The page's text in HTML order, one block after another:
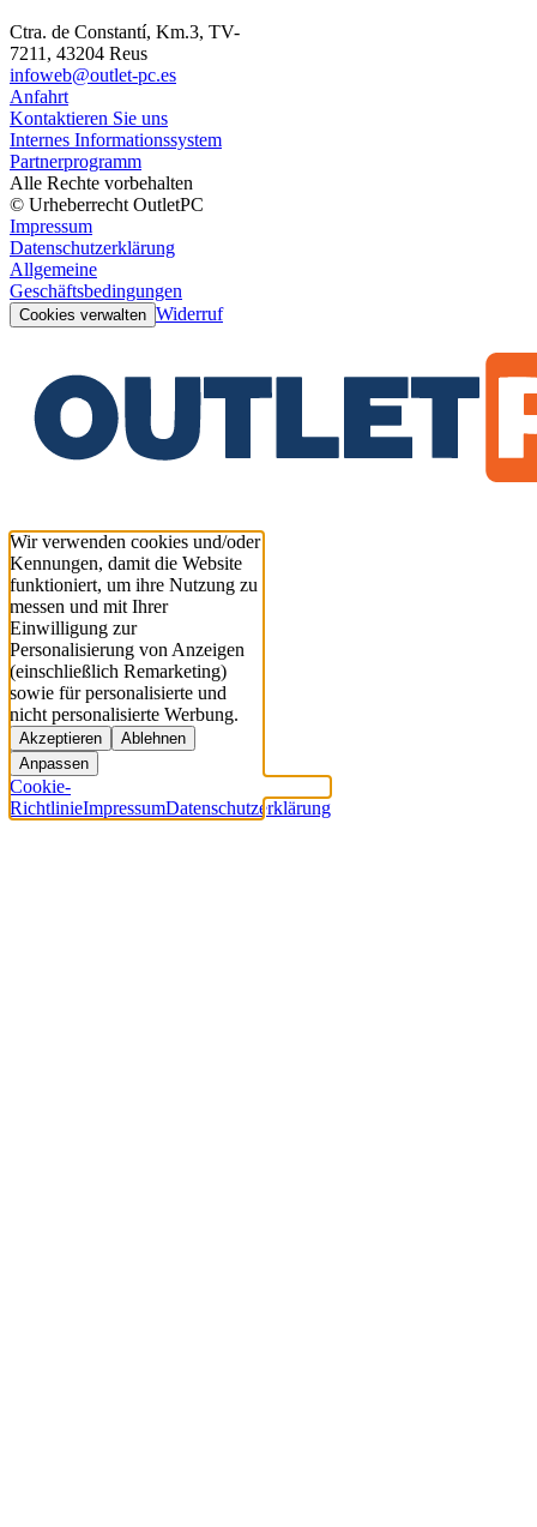
Ctra. de Constantí, Km.3, TV-
7211, 43204 Reus
infoweb@outlet-pc.es
Anfahrt
Kontaktieren Sie uns
Internes Informationssystem
Partnerprogramm
Alle Rechte vorbehalten
© Urheberrecht OutletPC
Impressum
Datenschutzerklärung
Allgemeine
Geschäftsbedingungen
Cookies verwalten Widerruf
Wir verwenden cookies und/oder
Kennungen, damit die Website
funktioniert, um ihre Nutzung zu
messen und mit Ihrer
Einwilligung zur
Personalisierung von Anzeigen
(einschließlich Remarketing)
sowie für personalisierte und
nicht personalisierte Werbung.
Akzeptieren
Ablehnen
Anpassen
Cookie-
RichtlinieImpressumDatenschutzerklärung